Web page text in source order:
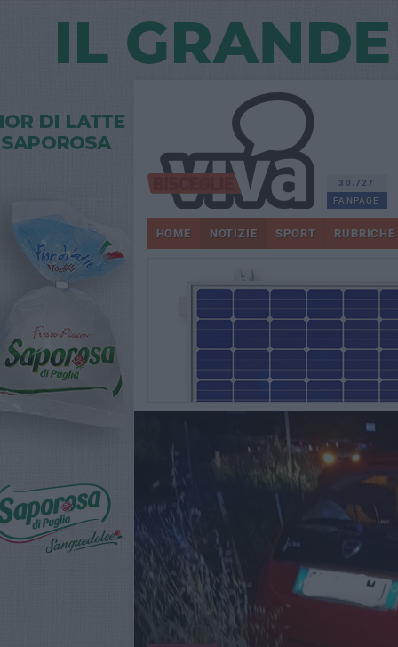
30.727
FANPAGE
HOME NOTIZIE SPORT RUBRICHE